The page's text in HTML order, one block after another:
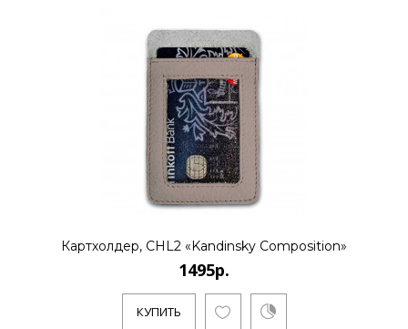
Картхолдер, CHL2 «Kandinsky Composition»
1495р.
КУПИТЬ